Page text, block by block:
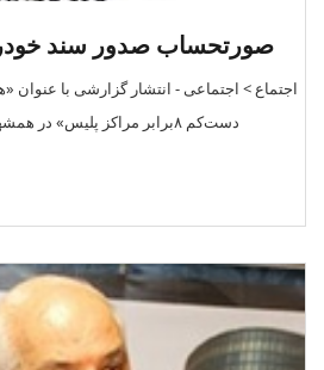
صورتحساب صدور سند
اجتماع > اجتماعی - انتشار گزارشی با عنوان
دست‌کم ۸برابر مراکز پلیس» در همشهری، با استقبال مخا